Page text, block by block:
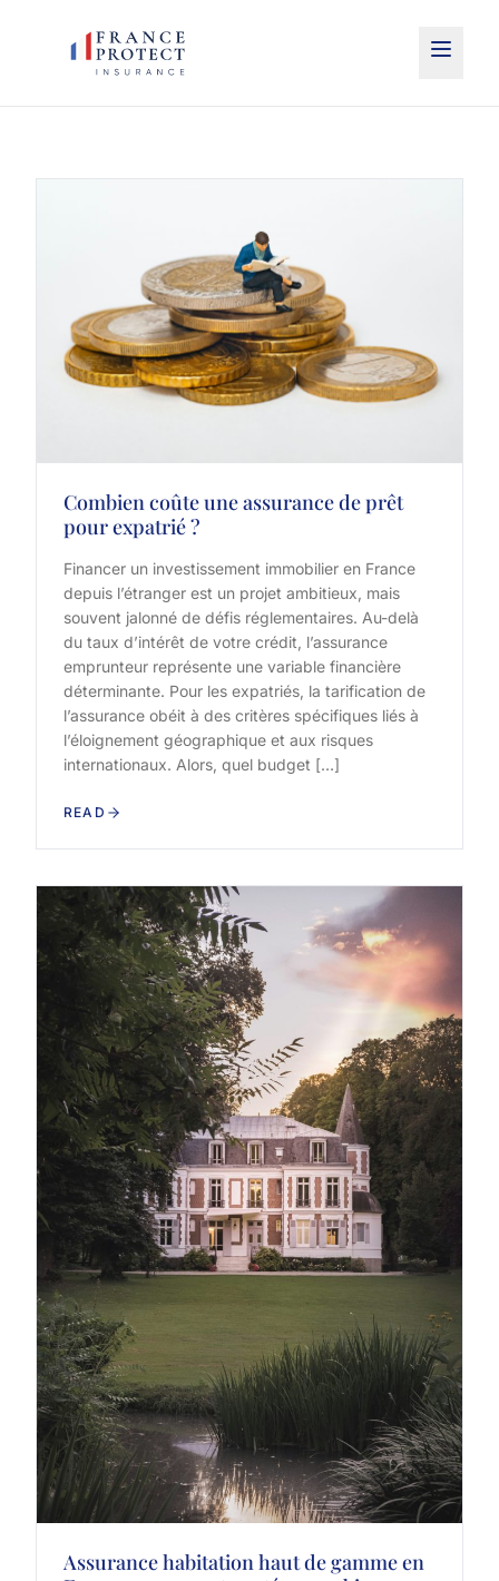
Combien coûte une assurance de prêt
pour expatrié ?
Financer un investissement immobilier en France
depuis l’étranger est un projet ambitieux, mais
souvent jalonné de défis réglementaires. Au-delà
du taux d’intérêt de votre crédit, l’assurance
emprunteur représente une variable financière
déterminante. Pour les expatriés, la tarification de
l’assurance obéit à des critères spécifiques liés à
l’éloignement géographique et aux risques
internationaux. Alors, quel budget […]
READ
Assurance habitation haut de gamme en